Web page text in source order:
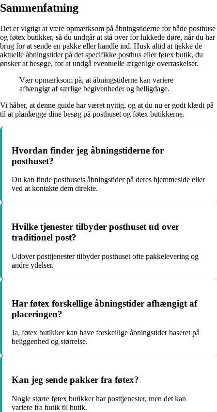
Sammenfatning
Det er vigtigt at være opmærksom på åbningstiderne for både posthuse
og føtex butikker, så du undgår at stå over for lukkede døre, når du har
brug for at sende en pakke eller handle ind. Husk altid at tjekke de
aktuelle åbningstider på det specifikke posthus eller føtex butik, du
ønsker at besøge, for at undgå eventuelle ærgerlige overraskelser.
Vær opmærksom på, at åbningstiderne kan variere
afhængigt af særlige begivenheder og helligdage.
Vi håber, at denne guide har været nyttig, og at du nu er godt klædt på
til at planlægge dine besøg på posthuset og føtex butikkerne.
Hvordan finder jeg åbningstiderne for
posthuset?
Du kan finde posthusets åbningstider på deres hjemmeside eller
ved at kontakte dem direkte.
Hvilke tjenester tilbyder posthuset ud over
traditionel post?
Udover posttjenester tilbyder posthuset ofte pakkelevering og
andre ydelser.
Har føtex forskellige åbningstider afhængigt af
placeringen?
Ja, føtex butikker kan have forskellige åbningstider baseret på
beliggenhed og størrelse.
Kan jeg sende pakker fra føtex?
Nogle større føtex butikker har posttjenester, men det kan
variere fra butik til butik.